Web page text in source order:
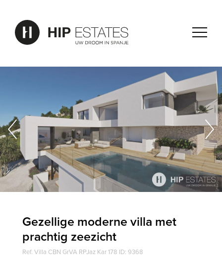
Gezellige moderne villa met
prachtig zeezicht
Ref. Villa CBN GrVA RPJaz Kar 178 ID: 9368